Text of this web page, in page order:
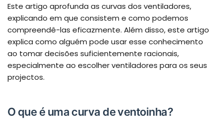
Este artigo aprofunda as curvas dos ventiladores,
explicando em que consistem e como podemos
compreendê-las eficazmente. Além disso, este artigo
explica como alguém pode usar esse conhecimento
ao tomar decisões suficientemente racionais,
especialmente ao escolher ventiladores para os seus
projectos.
O que é uma curva de ventoinha?